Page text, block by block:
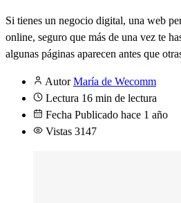
Si tienes un negocio digital, una web
online, seguro que más de una vez te
algunas páginas aparecen antes que
AutorMaría de Wecomm
Lectura 16 min de lectura
Fecha Publicado hace 1 año
Vistas 3147